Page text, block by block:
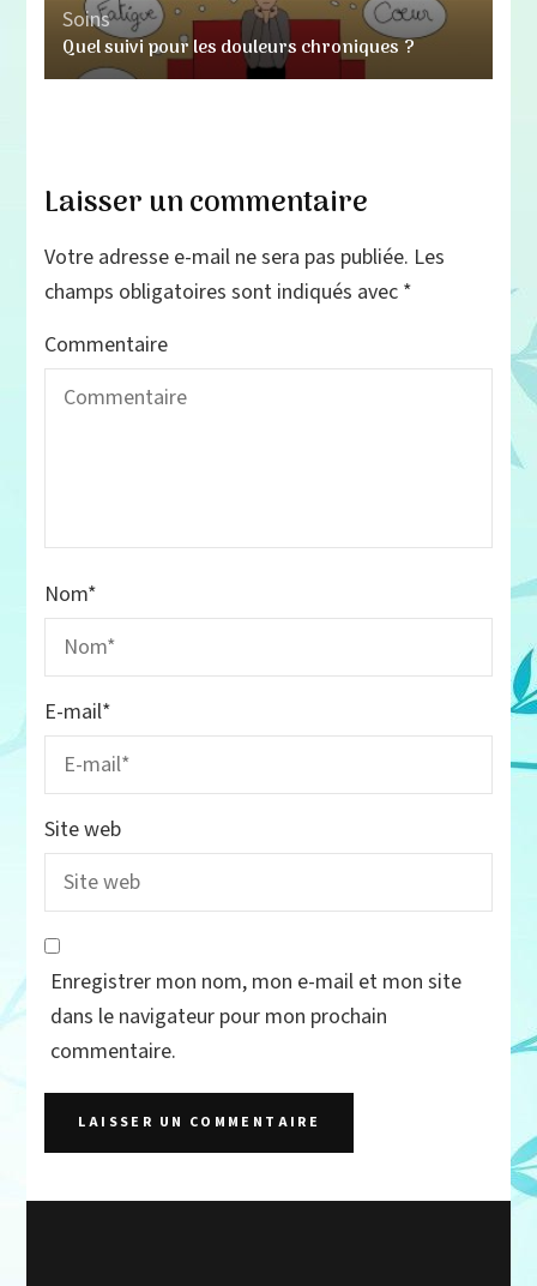
Soins
Quel suivi pour les douleurs chroniques ?
Laisser un commentaire
Votre adresse e-mail ne sera pas publiée. Les
champs obligatoires sont indiqués avec *
Commentaire
Nom*
E-mail*
Site web
Enregistrer mon nom, mon e-mail et mon site
dans le navigateur pour mon prochain
commentaire.